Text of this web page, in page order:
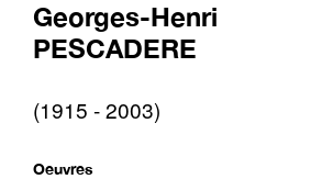
Georges-Henri
PESCADERE
(1915 - 2003)
Oeuvres